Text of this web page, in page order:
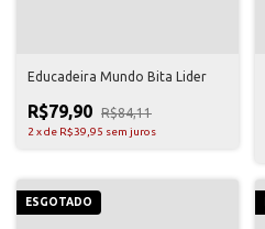
Educadeira Mundo Bita Lider
R$79,90 R$84,11
2 xde R$39,95 sem juros
ESGOTADO